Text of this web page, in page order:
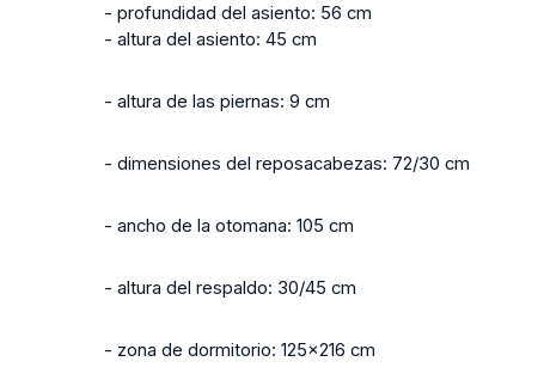
- profundidad del asiento: 56 cm
- altura del asiento: 45 cm
- altura de las piernas: 9 cm
- dimensiones del reposacabezas: 72/30 cm
- ancho de la otomana: 105 cm
- altura del respaldo: 30/45 cm
- zona de dormitorio: 125x216 cm